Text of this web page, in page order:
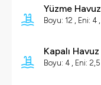
Yüzme
Boyu: 12 , Eni: 4
Kapalı Havuz
Boyu: 4 , Eni: